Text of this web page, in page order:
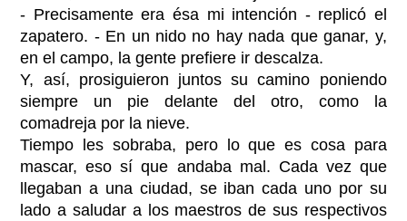
- Precisamente era ésa mi intención - replicó el
zapatero. - En un nido no hay nada que ganar, y,
en el campo, la gente prefiere ir descalza.
Y, así, prosiguieron juntos su camino poniendo
siempre un pie delante del otro, como la
comadreja por la nieve.
Tiempo les sobraba, pero lo que es cosa para
mascar, eso sí que andaba mal. Cada vez que
llegaban a una ciudad, se iban cada uno por su
lado a saludar a los maestros de sus respectivos